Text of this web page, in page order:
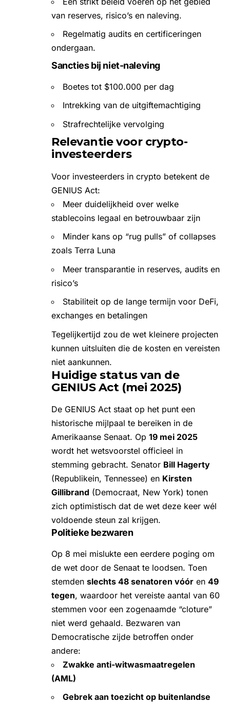
van reserves, risico’s en naleving.
Regelmatig audits en certificeringen
ondergaan.
Sancties bij niet-naleving
Boetes tot $100.000 per dag
Intrekking van de uitgiftemachtiging
Strafrechtelijke vervolging
Relevantie voor crypto-
investeerders
Voor investeerders in crypto betekent de
GENIUS Act:
Meer duidelijkheid over welke
stablecoins legaal en betrouwbaar zijn
Minder kans op “rug pulls” of collapses
zoals Terra Luna
Meer transparantie in reserves, audits en
risico’s
Stabiliteit op de lange termijn voor DeFi,
exchanges en betalingen
Tegelijkertijd zou de wet kleinere projecten
kunnen uitsluiten die de kosten en vereisten
niet aankunnen.
Huidige status van de
GENIUS Act (mei 2025)
De GENIUS Act staat op het punt een
historische mijlpaal te bereiken in de
Amerikaanse Senaat. Op 19 mei 2025
wordt het wetsvoorstel officieel in
stemming gebracht. Senator Bill Hagerty
(Republikein, Tennessee) en Kirsten
Gillibrand (Democraat, New York) tonen
zich optimistisch dat de wet deze keer wél
voldoende steun zal krijgen.
Politieke bezwaren
Op 8 mei mislukte een eerdere poging om
de wet door de Senaat te loodsen. Toen
stemden slechts 48 senatoren vóór en 49
tegen, waardoor het vereiste aantal van 60
stemmen voor een zogenaamde “cloture”
niet werd gehaald. Bezwaren van
Democratische zijde betroffen onder
andere:
Zwakke anti-witwasmaatregelen
(AML)
Gebrek aan toezicht op buitenlandse